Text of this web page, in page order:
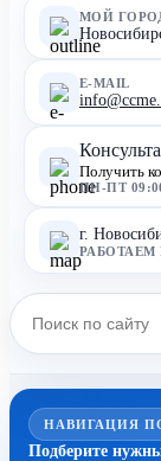
МОЙ
E-MAIL
Получить
ПН-ПТ
г.
НАВИГАЦИЯ
Подберите